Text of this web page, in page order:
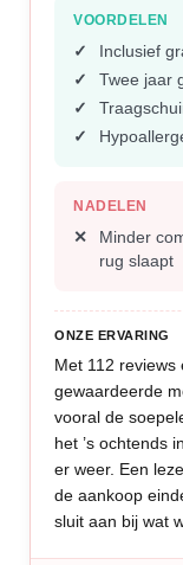
VOORDELEN
Inclusief
Twee jaar
NADELEN
Minder
rug slaapt
ONZE ERVARING
Met 112
gewaardeerde
vooral de
het ’s ochtends
er weer. Een
de aankoop
sluit aan bij wat